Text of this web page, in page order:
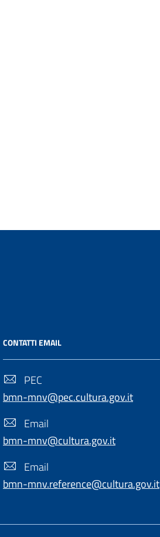
CONTATTI EMAIL
PEC
bmn-mnv@pec.cultura.gov.it
Email
bmn-mnv@cultura.gov.it
Email
bmn-mnv.reference@cultura.gov.it